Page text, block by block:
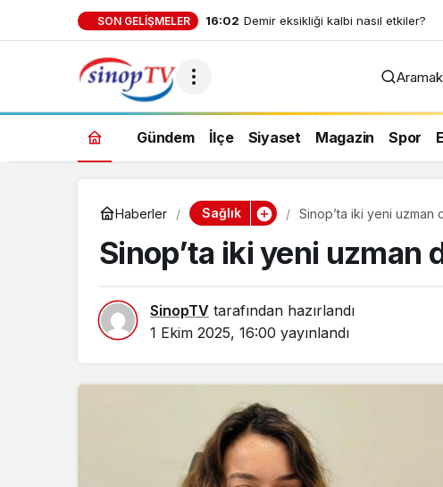
SON GELIŞMELER 16:02 Demir eksikliği kalbi nasıl etkiler?
Gündem İlçe Siyaset Magazin Spor
Haberler Sağlık Sinop’ta iki yeni uzman
Sinop’ta iki yeni uzman
SinopTV tarafından hazırlandı
1 Ekim 2025, 16:00 yayınlandı